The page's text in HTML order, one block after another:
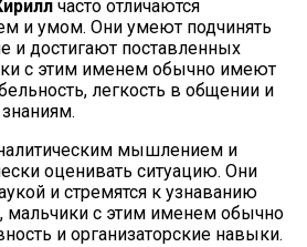
часто отличаются
и умом. Они умеют подчинять
и достигают поставленных
с этим именем обычно имеют
легкость в общении и
мышлением и
оценивать ситуацию. Они
и стремятся к узнаванию
мальчики с этим именем обычно
и организаторские навыки.